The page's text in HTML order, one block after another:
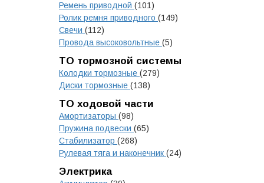
Ремень приводной (101)
Ролик ремня приводного (149)
Свечи (112)
Провода высоковольтные (5)
ТО тормозной системы
Колодки тормозные (279)
Диски тормозные (138)
ТО ходовой части
Амортизаторы (98)
Пружина подвески (65)
Стабилизатор (268)
Рулевая тяга и наконечник (24)
Электрика